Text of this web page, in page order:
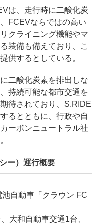
は、走行時に二酸化炭
FCEVならではの高い
クライニング機能やマ
装備も備えており、こ
供するとしている。
二酸化炭素を排出しな
持続可能な都市交通を
待されており、S.RIDE
るとともに、行政や自
ーボンニュートラル社
ー）運行概要
自動車「クラウン FC
大和自動車交通1台、